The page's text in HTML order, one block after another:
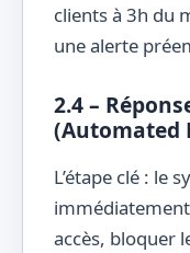
clients à 3h du
une alerte
2.4 –
(Automated
L’étape clé : le
accès, bloquer